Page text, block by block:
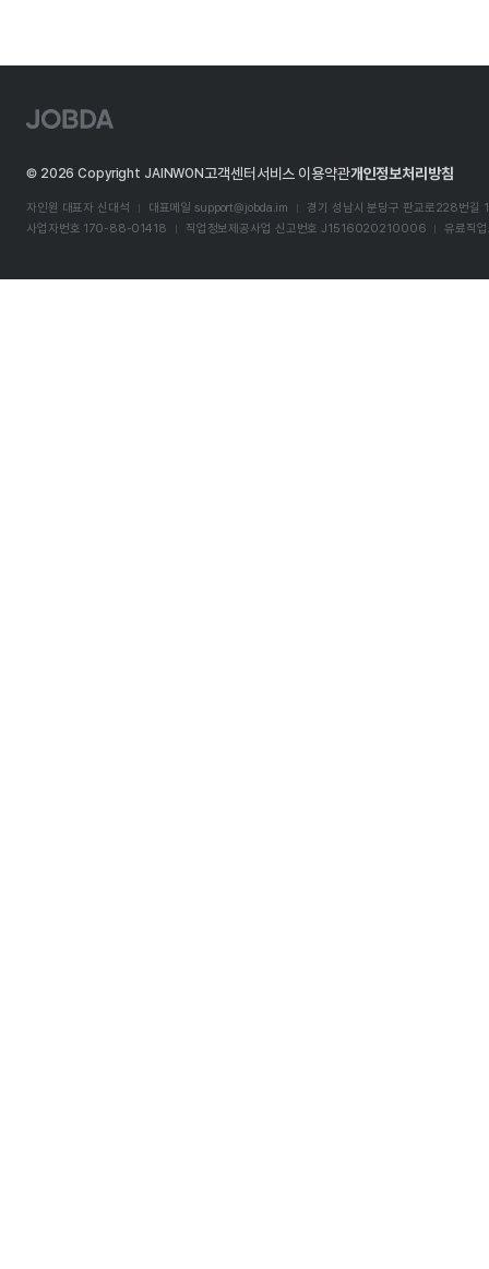
D
© 2026 Copyright JAINWON고객센터 서비스 이용약관개인정보처리방침
자인원 대표자 신대석 대표메일support@jobda.im
경기 성남시 분당구 판교로228번길
사업자번호 170-88-01418
직업정보제공사업 신고번호 J1516020210006 유료직